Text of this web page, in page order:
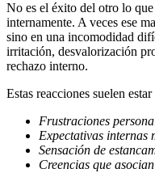
No es el éxito del otro lo
internamente. A veces ese
sino en una incomodidad
irritación, desvalorización
rechazo interno.
Estas reacciones suelen
Frustraciones
Expectativas internas
Sensación de
Creencias que